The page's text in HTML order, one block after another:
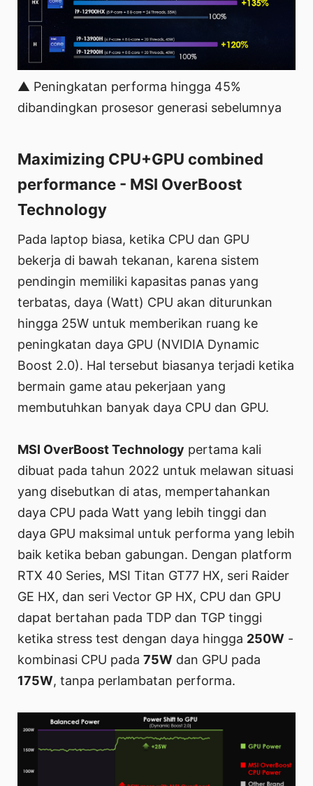
▲ Peningkatan performa hingga 45%
dibandingkan prosesor generasi sebelumnya
Maximizing CPU+GPU combined
performance - MSI OverBoost
Technology
Pada laptop biasa, ketika CPU dan GPU
bekerja di bawah tekanan, karena sistem
pendingin memiliki kapasitas panas yang
terbatas, daya (Watt) CPU akan diturunkan
hingga 25W untuk memberikan ruang ke
peningkatan daya GPU (NVIDIA Dynamic
Boost 2.0). Hal tersebut biasanya terjadi ketika
bermain game atau pekerjaan yang
membutuhkan banyak daya CPU dan GPU.
MSI OverBoost Technology pertama kali
dibuat pada tahun 2022 untuk melawan situasi
yang disebutkan di atas, mempertahankan
daya CPU pada Watt yang lebih tinggi dan
daya GPU maksimal untuk performa yang lebih
baik ketika beban gabungan. Dengan platform
RTX 40 Series, MSI Titan GT77 HX, seri Raider
GE HX, dan seri Vector GP HX, CPU dan GPU
dapat bertahan pada TDP dan TGP tinggi
ketika stress test dengan daya hingga 250W -
kombinasi CPU pada 75W dan GPU pada
175W, tanpa perlambatan performa.